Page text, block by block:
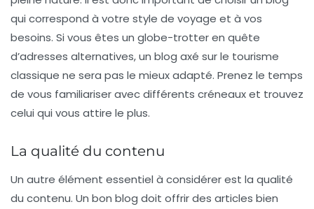
qui correspond à votre style de voyage et à vos
besoins. Si vous êtes un globe-trotter en quête
d’adresses alternatives, un blog axé sur le tourisme
classique ne sera pas le mieux adapté. Prenez le temps
de vous familiariser avec différents créneaux et trouvez
celui qui vous attire le plus.
La qualité du contenu
Un autre élément essentiel à considérer est la qualité
du contenu. Un bon blog doit offrir des articles bien